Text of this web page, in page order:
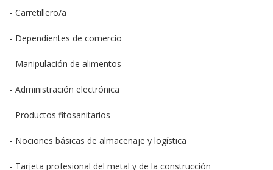
- Carretillero/a
- Dependientes de comercio
- Manipulación de alimentos
- Administración electrónica
- Productos fitosanitarios
- Nociones básicas de almacenaje y logística
- Tarjeta profesional del metal y de la construcción